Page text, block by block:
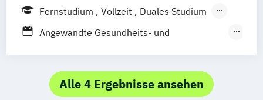
Schwarzheide/Oberspreewald-Lausitz bei
Dresden
Baden-Baden
Berlin
Bonn
Heilbronn Kassel Leipzig Mannheim
München Bochum Kaiserslautern
Wiesbaden Regenstauf Dresden
Hoyerswerda Magdeburg Ostfildern
Fernstudium Vollzeit
Duales Studium
Berufsbegleitendes Präsenzstudium
Angewandte Gesundheits- und
Frühpädagogik – Leitung und Management
Alle 4 Ergebnisse ansehen